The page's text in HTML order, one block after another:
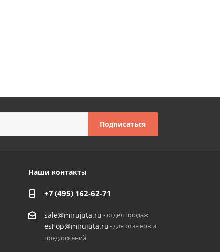
Наши контакты
+7 (495) 162-62-71
sale@mirujuta.ru - отдел продаж
eshop@mirujuta.ru - для отзывов и
предложений